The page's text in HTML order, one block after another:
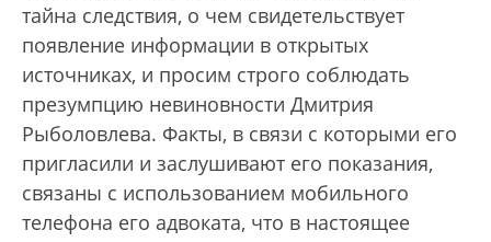
тайна следствия, о чем свидетельствует
появление информации в открытых
источниках, и просим строго соблюдать
презумпцию невиновности Дмитрия
Рыболовлева. Факты, в связи с которыми его
пригласили и заслушивают его показания,
связаны с использованием мобильного
телефона его адвоката, что в настоящее